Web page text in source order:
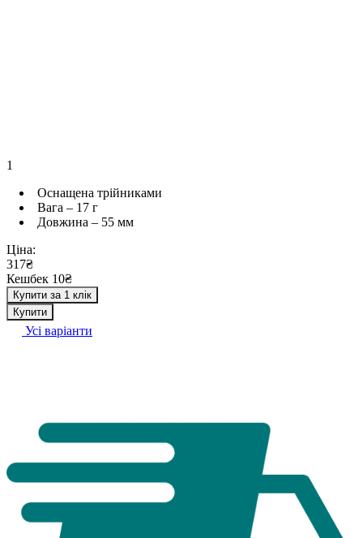
1
Оснащена трійниками
Вага – 17 г
Довжина – 55 мм
Ціна:
317₴
Кешбек 10₴
Купити за 1 клік
Купити
Усі варіанти